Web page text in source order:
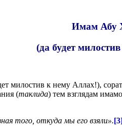
Имам Абу
(да будет
к нему Аллах!),
(таклида) тем взглядам
того, откуда мы его взяли».